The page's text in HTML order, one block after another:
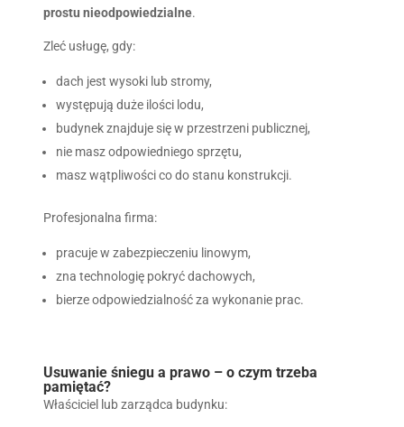
prostu nieodpowiedzialne.
Zleć usługę, gdy:
dach jest wysoki lub stromy,
występują duże ilości lodu,
budynek znajduje się w przestrzeni publicznej,
nie masz odpowiedniego sprzętu,
masz wątpliwości co do stanu konstrukcji.
Profesjonalna firma:
pracuje w zabezpieczeniu linowym,
zna technologię pokryć dachowych,
bierze odpowiedzialność za wykonanie prac.
Usuwanie śniegu a prawo – o czym trzeba
pamiętać?
Właściciel lub zarządca budynku: